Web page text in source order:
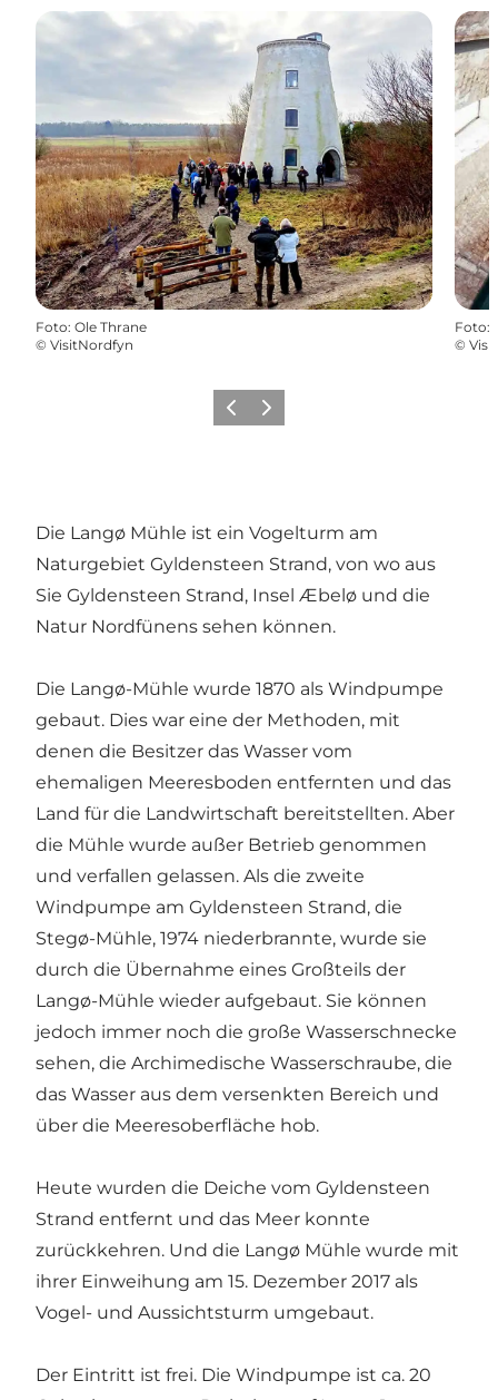
Foto: Ole Thrane
© VisitNordfyn
Foto:
©
Vorherige Folie
Nächste Folie
Die Langø Mühle ist ein Vogelturm am
Naturgebiet Gyldensteen Strand, von wo aus
Sie Gyldensteen Strand, Insel Æbelø und die
Natur Nordfünens sehen können.
Die Langø-Mühle wurde 1870 als Windpumpe
gebaut. Dies war eine der Methoden, mit
denen die Besitzer das Wasser vom
ehemaligen Meeresboden entfernten und das
Land für die Landwirtschaft bereitstellten. Aber
die Mühle wurde außer Betrieb genommen
und verfallen gelassen. Als die zweite
Windpumpe am Gyldensteen Strand, die
Stegø-Mühle, 1974 niederbrannte, wurde sie
durch die Übernahme eines Großteils der
Langø-Mühle wieder aufgebaut. Sie können
jedoch immer noch die große Wasserschnecke
sehen, die Archimedische Wasserschraube, die
das Wasser aus dem versenkten Bereich und
über die Meeresoberfläche hob.
Heute wurden die Deiche vom Gyldensteen
Strand entfernt und das Meer konnte
zurückkehren. Und die Langø Mühle wurde mit
ihrer Einweihung am 15. Dezember 2017 als
Vogel- und Aussichtsturm umgebaut.
Der Eintritt ist frei. Die Windpumpe ist ca. 20